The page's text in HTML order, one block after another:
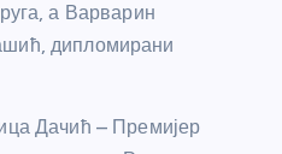
а Варварин
дипломирани
Дачић – Премијер